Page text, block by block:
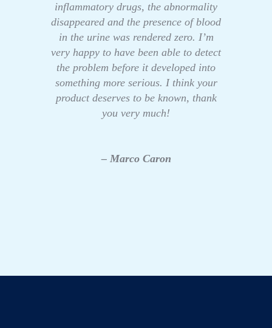
inflammatory drugs, the abnormality
disappeared and the presence of blood
in the urine was rendered zero. I’m
very happy to have been able to detect
the problem before it developed into
something more serious. I think your
product deserves to be known, thank
you very much!
– Marco Caron